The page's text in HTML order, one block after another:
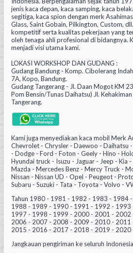
jenis kaca depan, kaca samping, kaca
segitiga, kaca spion dengan merk
Glass, Saint Gobain, Pilkington, Custom,
kompetitif serta kualitas pekerjaan yang
oleh tenaga ahli profesional di bidangnya.
menjadi visi utama kami.
LOKASI WORKSHOP DAN GUDANG :
Gudang Bandung - Komp. Cibolerang
7A, Kopo, Bandung.
Gudang Tangerang - Jl. Daan Mogot KM
Pom Bensin/Tunas Daihatsu) Jl.
Tangerang.
Kami juga menyediakan kaca mobil Merk
Chevrolet - Chrysler - Daewoo - Daihatsu
- Dodge - Ford - Foton - Geely - Hino -
Hyundai truck - Isuzu - Jaguar - Jeep - Kia
Mazda - Mercedes Benz - Mercy Truck -
Nissan - Nissan UD - Opel - Peugeot -
Subaru - Suzuki - Tata - Toyota - Volvo -
Tahun 1980 - 1981 - 1982 - 1983 - 1984
1988 - 1989 - 1990 - 1991 - 1992 -
1997 - 1998 - 1999 - 2000 - 2001 -
2006 - 2007 - 2008 - 2009 - 2010 -
2015 - 2016 - 2017 - 2018 - 2019 - 2020
Jangkauan pengiriman ke seluruh